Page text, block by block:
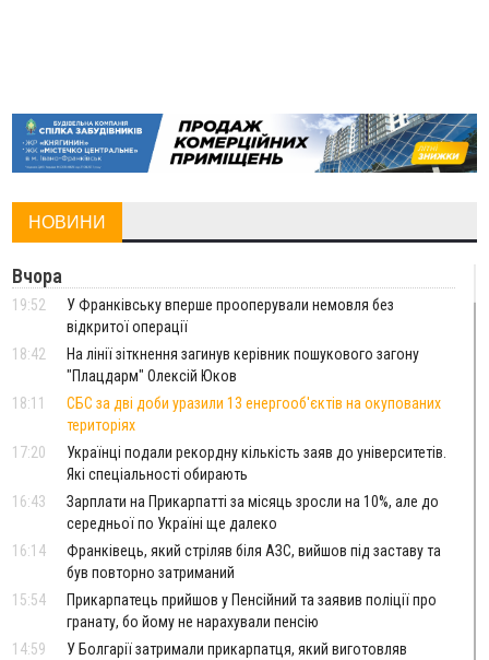
НОВИНИ
Вчора
19:52
У Франківську вперше прооперували немовля без
відкритої операції
18:42
На лінії зіткнення загинув керівник пошукового загону
"Плацдарм" Олексій Юков
18:11
СБС за дві доби уразили 13 енергооб'єктів на окупованих
територіях
17:20
Українці подали рекордну кількість заяв до університетів.
Які спеціальності обирають
16:43
Зарплати на Прикарпатті за місяць зросли на 10%, але до
середньої по Україні ще далеко
16:14
Франківець, який стріляв біля АЗС, вийшов під заставу та
був повторно затриманий
15:54
Прикарпатець прийшов у Пенсійний та заявив поліції про
гранату, бо йому не нарахували пенсію
14:59
У Болгарії затримали прикарпатця, який виготовляв